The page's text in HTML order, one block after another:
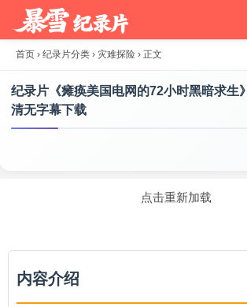
首页 › 纪录片分类 › 灾难探险 › 正文
纪录片《瘫痪美国电网的72小时黑暗求生
清无字幕下载
点击重新加载
内容介绍